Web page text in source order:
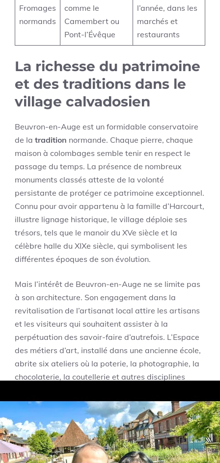
Fromages
normands
comme le
Camembert ou
Pont-l’Évêque
l’année, dans les
marchés et
restaurants
La richesse du patrimoine
et des traditions dans le
village calvadosien
Beuvron-en-Auge est un formidable conservatoire
de la tradition normande. Chaque pierre, chaque
maison à colombages semble tenir en respect le
passage du temps. La présence de nombreux
monuments classés atteste de la volonté
persistante de protéger ce patrimoine exceptionnel.
Connu pour avoir appartenu à la famille d’Harcourt,
illustre lignage historique, le village déploie ses
trésors, tels que le manoir du XVe siècle et la
célèbre halle du XIXe siècle, qui symbolisent les
différentes époques de son évolution.
Mais l’intérêt de Beuvron-en-Auge ne se limite pas
à son architecture. Son engagement dans la
revitalisation de l’artisanat local attire les artisans
et les visiteurs qui souhaitent assister à la
perpétuation des savoir-faire d’autrefois. L’Espace
des métiers d’art, installé dans une ancienne école,
abrite six ateliers où la poterie, la photographie, la
chocolaterie, la coutellerie et autres disciplines
du village.
Dans cette identité forte se mêle aussi une
multitude de manifestations et événements qui
animent la vie locale, du marché traditionnel aux